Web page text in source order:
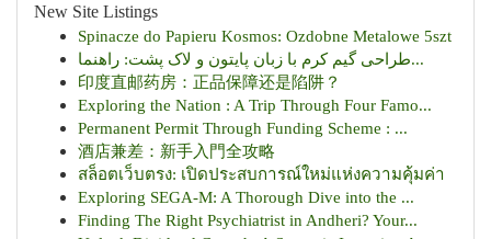
New Site Listings
Spinacze do Papieru Kosmos: Ozdobne Metalowe 5szt
طراحی گیم کرم با زبان پایتون و لاک پشت: راهنما...
印度直邮药房：正品保障还是陷阱？
Exploring the Nation : A Trip Through Four Famo...
Permanent Permit Through Funding Scheme : ...
酒店兼差：新手入門全攻略
สล็อตเว็บตรง: เปิดประสบการณ์ใหม่แห่งความคุ้มค่า
Exploring SEGA-M: A Thorough Dive into the ...
Finding The Right Psychiatrist in Andheri? Your...